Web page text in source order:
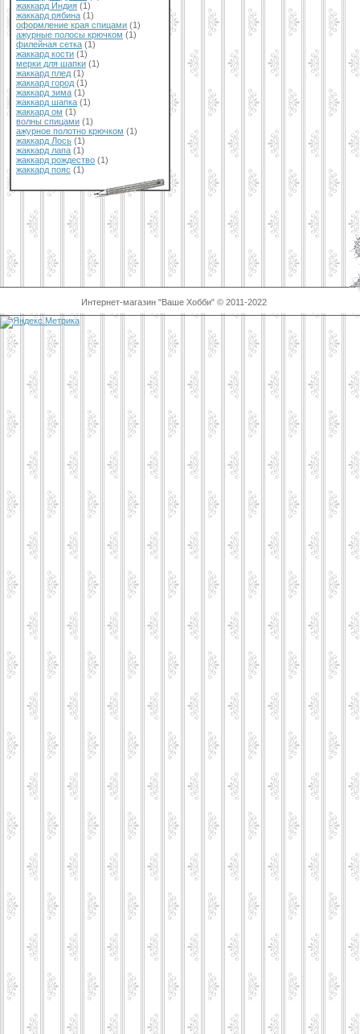
жаккард Индия (1)
жаккард рябина (1)
оформление края спицами (1)
ажурные полосы крючком (1)
филейная сетка (1)
жаккард кости (1)
мерки для шапки (1)
жаккард плед (1)
жаккард город (1)
жаккард зима (1)
жаккард шапка (1)
жаккард ом (1)
волны спицами (1)
ажурное полотно крючком (1)
жаккард Лось (1)
жаккард лапа (1)
жаккард рождество (1)
жаккард пояс (1)
Интернет-магазин "Ваше Хобби" © 2011-2022